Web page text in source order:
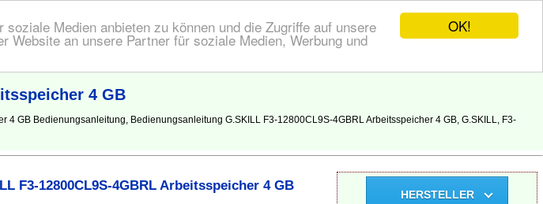
OK!
Medien anbieten zu können und die Zugriffe auf unsere
an unsere Partner für soziale Medien, Werbung und
4 GB
GB Bedienungsanleitung, Bedienungsanleitung G.SKILL F3-12800CL9S-4GBRL Arbeitsspeicher 4 GB, G.SKILL, F3-
F3-12800CL9S-4GBRL Arbeitsspeicher 4 GB
HERSTELLER